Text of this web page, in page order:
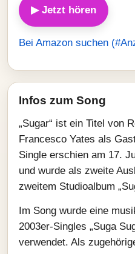
▶ Jetzt hören
Bei Amazon suchen
Infos zum Song
„Sugar“ ist ein Titel von
Francesco Yates als
Single erschien am 17.
und wurde als zweite
zweitem Studioalbum
Im Song wurde eine
2003er-Singles „Suga
verwendet. Als